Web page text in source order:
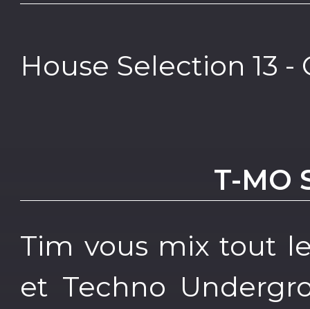
House Selection 13
T-MO
Tim vous mix tout
et Techno